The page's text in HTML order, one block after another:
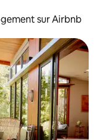
sur Airbnb